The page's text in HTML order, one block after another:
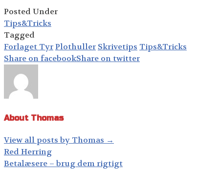
Posted Under
Tips&Tricks
Tagged
Forlaget TyrPlothuller Skrivetips Tips&Tricks
Share on facebookShare on twitter
About Thomas
View all posts by Thomas →
Post
navigation
Red Herring
Betalæsere – brug dem rigtigt